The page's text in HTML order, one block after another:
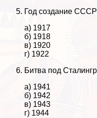
Год создание
а) 1917
б) 1918
в) 1920
г) 1922
Битва под
а) 1941
б) 1942
в) 1943
г) 1944